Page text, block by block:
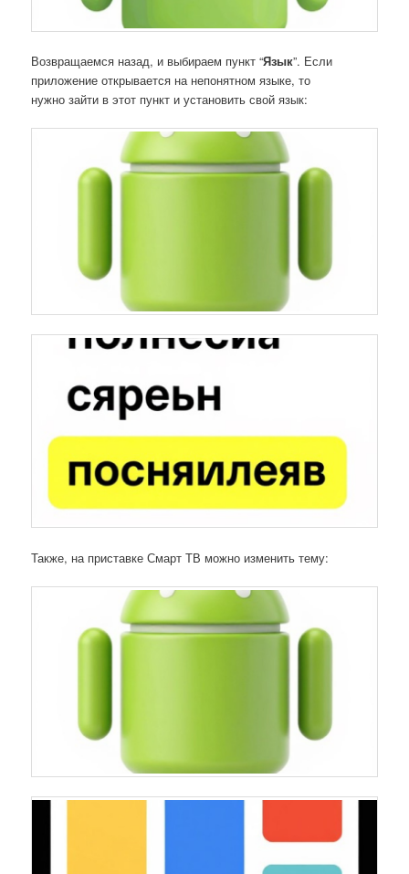
Возвращаемся назад, и выбираем пункт “Язык”. Если
приложение открывается на непонятном языке, то
нужно зайти в этот пункт и установить свой язык:
Также, на приставке Смарт ТВ можно изменить тему: